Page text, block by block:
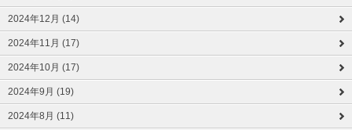
2024年12月 (14)
2024年11月 (17)
2024年10月 (17)
2024年9月 (19)
2024年8月 (11)